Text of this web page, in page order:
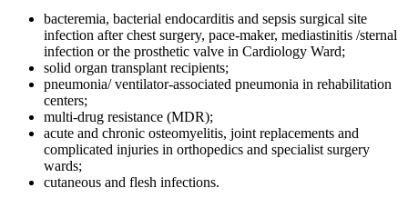
bacteremia, bacterial endocarditis and sepsis surgical site
infection after chest surgery, pace-maker, mediastinitis /sternal
infection or the prosthetic valve in Cardiology Ward;
solid organ transplant recipients;
pneumonia/ ventilator-associated pneumonia in rehabilitation
centers;
multi-drug resistance (MDR);
acute and chronic osteomyelitis, joint replacements and
complicated injuries in orthopedics and specialist surgery
wards;
cutaneous and flesh infections.